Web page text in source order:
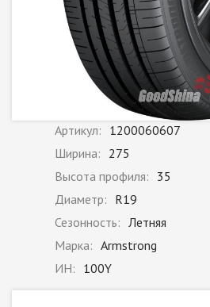
Артикул: 1200060607
Ширина: 275
Высота профиля: 35
Диаметр: R19
Сезонность: Летняя
Марка: Armstrong
ИН: 100Y